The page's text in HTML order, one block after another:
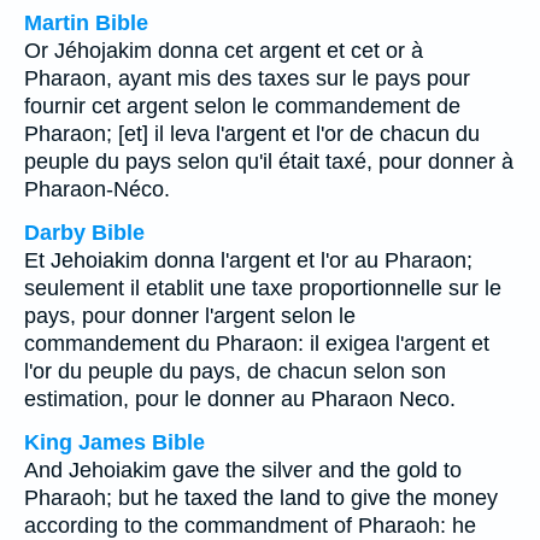
Martin Bible
Or Jéhojakim donna cet argent et cet or à
Pharaon, ayant mis des taxes sur le pays pour
fournir cet argent selon le commandement de
Pharaon; [et] il leva l'argent et l'or de chacun du
peuple du pays selon qu'il était taxé, pour donner à
Pharaon-Néco.
Darby Bible
Et Jehoiakim donna l'argent et l'or au Pharaon;
seulement il etablit une taxe proportionnelle sur le
pays, pour donner l'argent selon le
commandement du Pharaon: il exigea l'argent et
l'or du peuple du pays, de chacun selon son
estimation, pour le donner au Pharaon Neco.
King James Bible
And Jehoiakim gave the silver and the gold to
Pharaoh; but he taxed the land to give the money
according to the commandment of Pharaoh: he